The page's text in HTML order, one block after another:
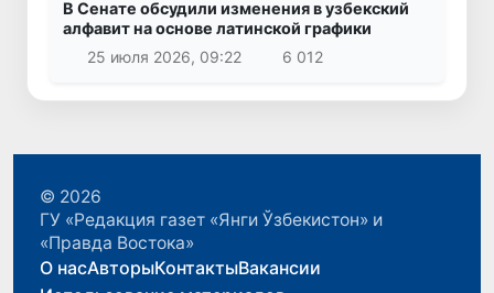
В Сенате обсудили изменения в узбекский
алфавит на основе латинской графики
25 июля 2026, 09:22
6 012
© 2026
ГУ «Редакция газет «Янги Ўзбекистон» и
«Правда Востока»
О насАвторыКонтактыВакансии